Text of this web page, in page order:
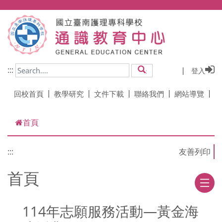
::: 搜尋 登入
回校首頁 教學研究 文件下載 聯絡我們 網站導覽
首頁
:::
首頁
114年志願服務活動—黃金海